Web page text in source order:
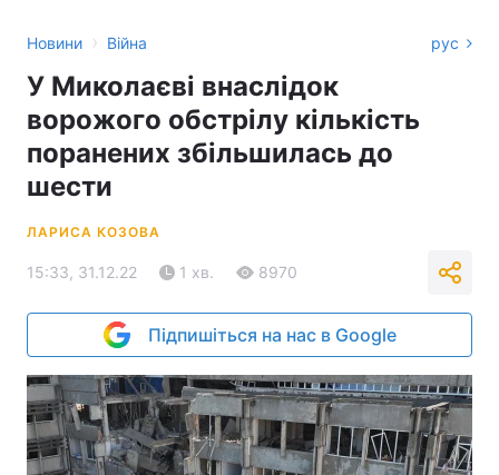
Новини › Війна рус
У Миколаєві внаслідок
ворожого обстрілу кількість
поранених збільшилась до
шести
ЛАРИСА КОЗОВА
15:33, 31.12.22 1 хв. 8970
Підпишіться на нас в Google